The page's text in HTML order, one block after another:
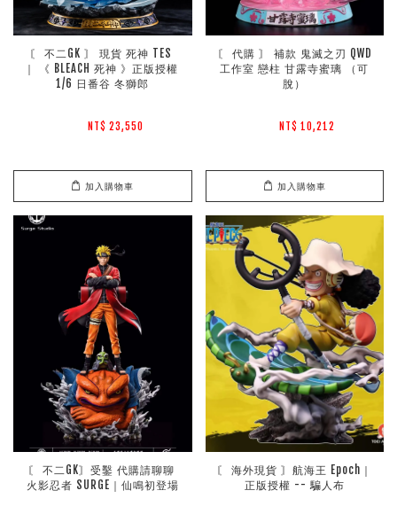
〘 不二GK 〙 現貨 死神 TES
｜ 《 BLEACH 死神 》正版授權
1/6 日番谷 冬獅郎
NT$ 23,550
加入購物車
〘 代購 〙 補款 鬼滅之刃 QWD
工作室 戀柱 甘露寺蜜璃 （可
脫）
NT$ 10,212
加入購物車
〘 不二GK〙受鑿 代購請聊聊
火影忍者 SURGE｜仙鳴初登場
〘 海外現貨 〙航海王 Epoch｜
正版授權 -- 騙人布